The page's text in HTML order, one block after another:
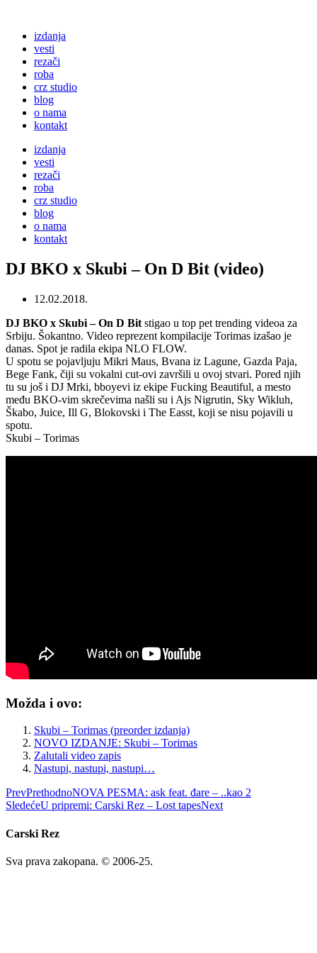
izdanja
vesti
rezači
roba
crz studio
blog
o nama
kontakt
izdanja
vesti
rezači
roba
crz studio
blog
o nama
kontakt
DJ BKO x Skubi – On D Bit (video)
12.02.2018.
DJ BKO x Skubi – On D Bit stigao u top pet trending videoa za
Srbiju. Šokantno. Video reprezent kompilacije Torimas izašao je
danas. Spot je radila ekipa NLO FLOW.
U spotu se pojavljuju Mikri Maus, Bvana iz Lagune, Gazda Paja,
Bege Fank, čiji su vokalni cut-ovi završili u ovoj stvari. Pored njih
tu su još i DJ Mrki, bboyevi iz ekipe Fucking Beautiful, a mesto
među BKO-vim skrečevima našli su i Ajs Nigrutin, Sky Wikluh,
Škabo, Juice, Ill G, Blokovski i The Easst, koji se nisu pojavili u
spotu.
Skubi – Torimas
Možda i ovo:
Skubi – Torimas (preorder izdanja)
NOVO IZDANJE: Skubi – Torimas
Zalutali video zapis
Nastupi, nastupi, nastupi…
PrevPrethodnoNOVA PESMA: ask feat. đare – ..kao 2
SledećeU pripremi: Carski Rez – Lost tapesNext
Carski Rez
Sva prava zakopana. © 2006-25.